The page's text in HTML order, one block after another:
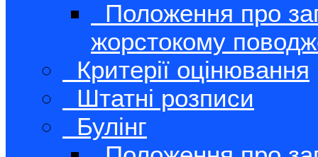
Положення про
жорстокому
Критерії оцінювання
Штатні розписи
Булінг